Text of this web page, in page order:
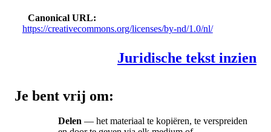
Canonical URL
https://creativecommons.org/licenses/by-nd/1.0/nl/
Juridische tekst inzien
Je bent vrij om:
Delen — het materiaal te kopiëren, te verspreiden